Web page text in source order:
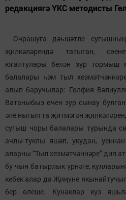
редакциягә ҮКС методисты
- Очрашуга дәһшәтле
җилкәләрендә татыган,
югалтулары белән зур тормыш
балалары һәм тыл
алып баручылар: Гөлфия
Ватаныбыз өчен зур сынау
әле ныгып та җитмәгән
сугыш чоры балалары турында
ачлы-туклы яшәп, укудан,
аларны "Тыл хезмәтчәннәре" дип
бу чын батырлык үрнәге,
кебек алар да Җиңүне
бер өлеше. Кунаклар күз